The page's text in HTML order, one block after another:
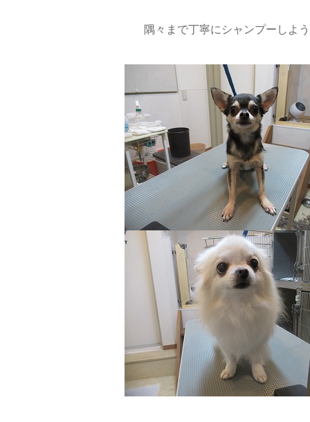
隅々まで丁寧にシャンプーしよう